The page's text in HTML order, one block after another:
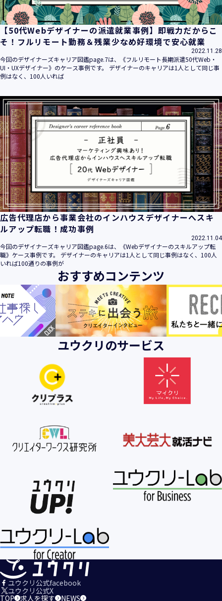
平成28年11月 1日 改訂
平成30年 7月 1日 改訂
令和6年 5月 1日 改訂
令和7年 2月17日 改訂
株式会社ユウクリ（以下「当社」といいます。）が取得する
個人情報とは、個人の識別に係る以下の情報をいいます。
カード情報、ログインID、パスワード、ニックネーム、IPア
ドレス等において、特定の個人を識別できる情報
（他の情報と照合することができ、それにより特定の個人を
識別することができることとなるものを含みます。）
・当社の運営・提供するサービス（以下総称して「当社サー
ビス」といいます。）において、お客様が、当社でご利用に
なったサービスの内容、ご利用日時、ご利用回数などのご利
用内容及びご利用履歴に関する情報
【個人情報の取得・収集について】
当社は、以下の方法により、個人情報を取得させていただき
ます。
当社サービスにおいて、自ら入力された個人情報を、当社は
取得・収集させていただきます。
・電子メール、郵便、書面、電話等の手段により取得・収集
させていただく方法
当社に対し、電子メール、郵便、書面、電話等の手段によっ
て、ご提供いただいた個人情報を、当社は取得・収集させて
いただきます。
・当社等へアクセスされた際に情報を収集させていただく方
す。これらの情報には、利用されるURL、ブラウザや携帯電
話の種類、IPアドレスなどの情報を含みます。
【個人情報の利用目的の公表】
当社は、個人情報を次の利用目的の範囲内で利用すること
第１項及びJISQ15001:2017の附属書A.3.4.2.4に基づき公表し
＜個人情報の利用目的＞
１．当社のサービスを提供するため
２．当社のサービスを安心・安全にご利用いただける環境整
備のため
３．当社のサービスの運営・管理のため
４．当社のサービスに関するご案内、お問い合せ等への対応
５．当社、その他当社のサービスについての調査・データ集
積、改善、研究開発のため
６．当社がおすすめする商品・サービスなどのご案内を送
信・送付するため
７．当社とお客様の間での必要な連絡を行うため
８．当社のサービスに関する当社の規約、ポリシー等（以下
「規約等」といいます。）に違反する行為に対する対応のた
【50代Webデザイナーの派遣就業事例】即戦力だからこ
そ！フルリモート勤務＆残業少なめ好環境で安心就業
2022.11.28
今回のデザイナーズキャリア図鑑page.7は、《フルリモート長期派遣50代Web・
UI・UXデザイナー》のケース事例です。 デザイナーのキャリアは1人として同じ事
例はなく、100人いれば
広告代理店から事業会社のインハウスデザイナーへスキ
ルアップ転職！成功事例
2022.11.04
今回のデザイナーズキャリア図鑑page.6は、《Webデザイナーのスキルアップ転
職》ケース事例です。 デザイナーのキャリアは1人として同じ事例はなく、100人
いれば100通りの事例が
おすすめコンテンツ
ユウクリのサービス
ユウクリ公式facebook
ユウクリ公式X
TOP 求人を探す NEWS